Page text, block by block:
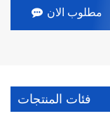
مطلوب الان
فئات المنتجات